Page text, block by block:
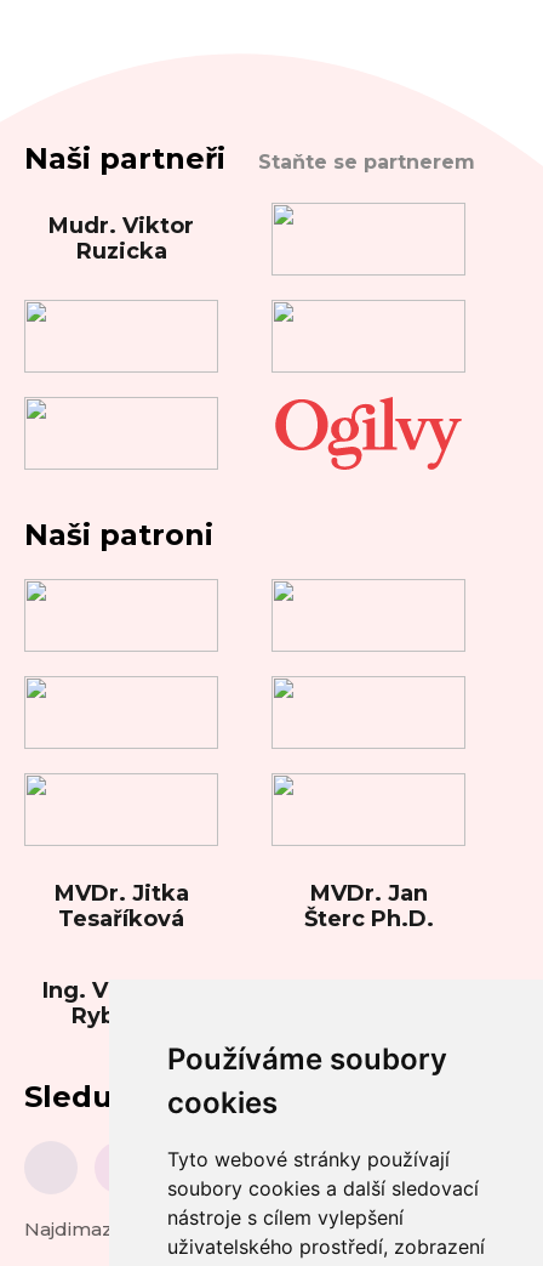
Používáme soubory
cookies
Tyto webové stránky používají
soubory cookies a další sledovací
nástroje s cílem vylepšení
uživatelského prostředí, zobrazení
Naši partneři Staňte se partnerem
Mudr. Viktor
Ruzicka
Naši patroni
MVDr. Jitka
Tesaříková
MVDr. Jan
Šterc Ph.D.
Ing. Vladimíra
Rybková
Sledujte nás
Najdimazlicka.cz